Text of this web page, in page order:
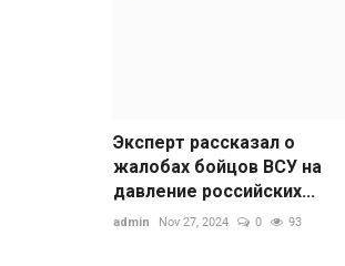
Эксперт рассказал о
жалобах бойцов ВСУ на
давление российских...
admin Nov 27, 2024 0 93